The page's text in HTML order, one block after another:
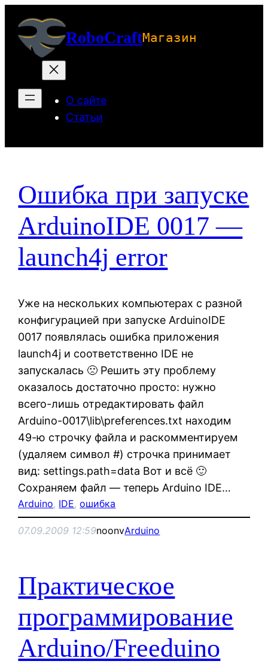
содержимомуRoboCraftМагазин
О сайте
Статьи
Ошибка при запуске
ArduinoIDE 0017 —
launch4j error
Уже на нескольких компьютерах с разной
конфигурацией при запуске ArduinoIDE
0017 появлялась ошибка приложения
launch4j и соответственно IDE не
запускалась 🙁 Решить эту проблему
оказалось достаточно просто: нужно
всего-лишь отредактировать файл
Arduino-0017\lib\preferences.txt находим
49-ю строчку файла и раскомментируем
(удаляем символ #) строчка принимает
вид: settings.path=data Вот и всё 🙂
Сохраняем файл — теперь Arduino IDE…
Arduino, IDE, ошибка
07.09.2009 12:59noonvArduino
Практическое
программирование
Arduino/Freeduino